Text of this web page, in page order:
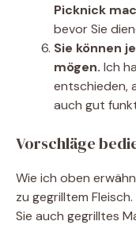
Picknick
bevor Sie
Sie können
mögen. Ich
entschieden,
auch gut
Vorschläge
Wie ich oben
zu gegrilltem
Sie auch gegrilltes